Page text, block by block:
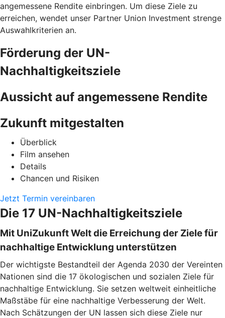
angemessene Rendite einbringen. Um diese Ziele zu
erreichen, wendet unser Partner Union Investment strenge
Auswahlkriterien an.
Förderung der UN-
Nachhaltigkeitsziele
Aussicht auf angemessene Rendite
Zukunft mitgestalten
Überblick
Film ansehen
Details
Chancen und Risiken
Jetzt Termin vereinbaren
Die 17 UN-Nachhaltigkeitsziele
Mit UniZukunft Welt die Erreichung der Ziele für
nachhaltige Entwicklung unterstützen
Der wichtigste Bestandteil der Agenda 2030 der Vereinten
Nationen sind die 17 ökologischen und sozialen Ziele für
nachhaltige Entwicklung. Sie setzen weltweit einheitliche
Maßstäbe für eine nachhaltige Verbesserung der Welt.
Nach Schätzungen der UN lassen sich diese Ziele nur